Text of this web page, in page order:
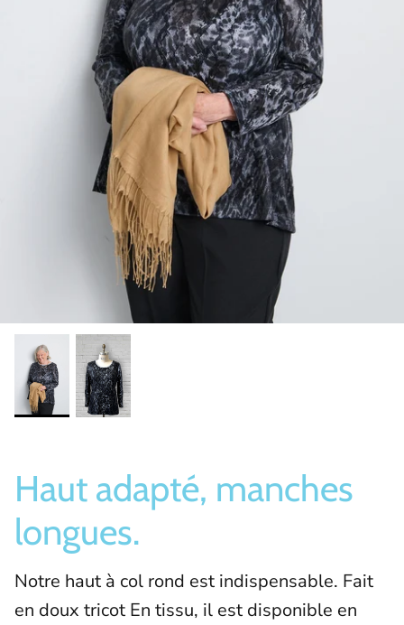
Bas/Chaussettes
Pantoufles
Haut adapté, manches
longues.
Notre haut à col rond est indispensable. Fait
en doux tricot En tissu, il est disponible en